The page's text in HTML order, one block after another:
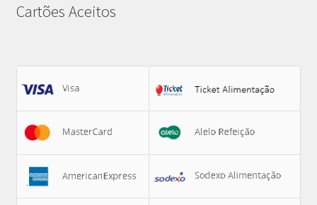
Cartões Aceitos